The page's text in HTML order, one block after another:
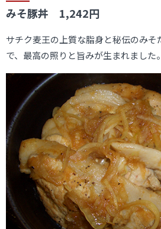
みそ豚丼 1,242円
サチク麦王の上質な脂身と秘伝のみそ
で、最高の照りと旨みが生まれました。